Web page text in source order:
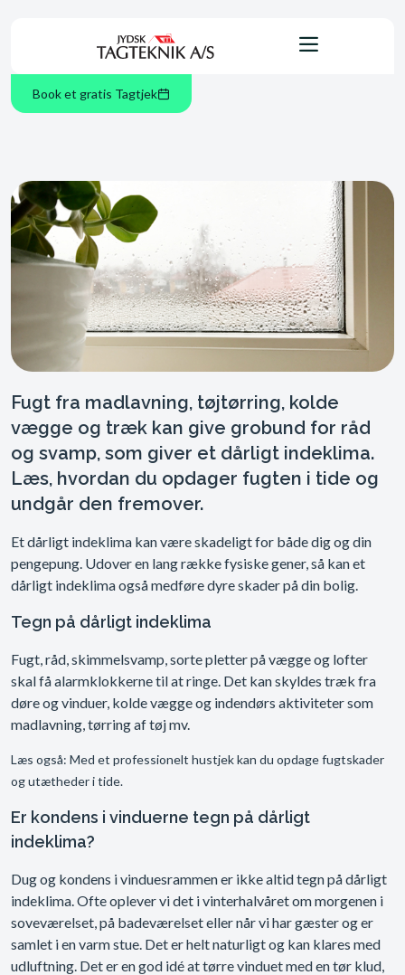
Book et gratis Tagtjek
Fugt fra madlavning, tøjtørring, kolde
vægge og træk kan give grobund for råd
og svamp, som giver et dårligt indeklima.
Læs, hvordan du opdager fugten i tide og
undgår den fremover.
Et dårligt indeklima kan være skadeligt for både dig og din
pengepung. Udover en lang række fysiske gener, så kan et
dårligt indeklima også medføre dyre skader på din bolig.
Tegn på dårligt indeklima
Fugt, råd, skimmelsvamp, sorte pletter på vægge og lofter
skal få alarmklokkerne til at ringe. Det kan skyldes træk fra
døre og vinduer, kolde vægge og indendørs aktiviteter som
madlavning, tørring af tøj mv.
Læs også: Med et professionelt hustjek kan du opdage fugtskader
og utætheder i tide.
Er kondens i vinduerne tegn på dårligt
indeklima?
Dug og kondens i vinduesrammen er ikke altid tegn på dårligt
indeklima. Ofte oplever vi det i vinterhalvåret om morgenen i
soveværelset, på badeværelset eller når vi har gæster og er
samlet i en varm stue. Det er helt naturligt og kan klares med
udluftning. Det er en god idé at tørre vinduet med en tør klud,